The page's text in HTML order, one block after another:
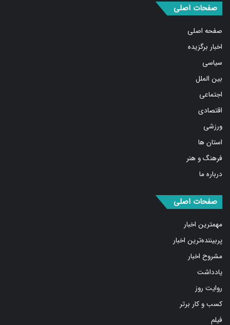
صفحات اصلی
صفحه اصلی
اخبار برگزیده
سیاسی
بین الملل
اجتماعی
اقتصادی
ورزشی
استان ها
فرهنگ و هنر
صفحات اصلی
مهمترین اخبار
پربیننده‌ترین اخبار
مشروح اخبار
یادداشت
روایت روز
کسب و کار برتر